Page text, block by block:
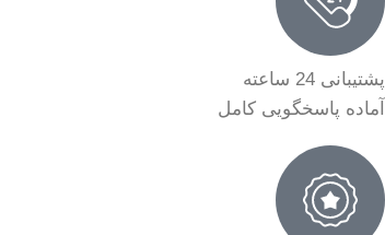
پشتیبانی 24 ساعته
آماده پاسخگویی کامل